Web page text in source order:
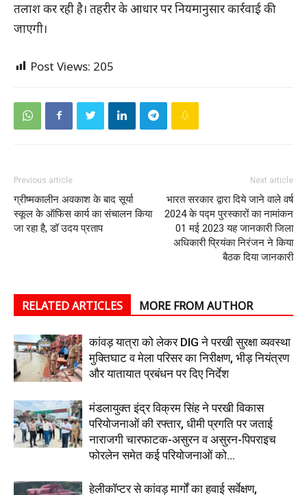
तलाश कर रही है। तहरीर के आधार पर नियमानुसार कार्रवाई की
जाएगी।
Post Views: 205
Previous article
ग्रीष्मकालीन अवकाश के बाद सूर्या
स्कूल के ऑफिस कार्य का संचालन किया
जा रहा है, डॉ उदय प्रताप
Next article
भारत सरकार द्वारा दिये जाने वाले वर्ष
2024 के पद्म पुरस्कारों का नामांकन
01 मई 2023 यह जानकारी जिला
अधिकारी प्रियंका निरंजन ने किया
बैठक दिया जानकारी
RELATED ARTICLES MORE FROM AUTHOR
कांवड़ यात्रा को लेकर DIG ने परखी सुरक्षा व्यवस्था
मुक्तिघाट व मेला परिसर का निरीक्षण, भीड़ नियंत्रण
और यातायात प्रबंधन पर दिए निर्देश
मंडलायुक्त इंद्र विक्रम सिंह ने परखी विकास
परियोजनाओं की रफ्तार, धीमी प्रगति पर जताई
नाराजगी चारफाटक-असुरन व असुरन-पिपराइच
फोरलेन समेत कई परियोजनाओं को...
हेलीकॉप्टर से कांवड़ मार्गों का हवाई सर्वेक्षण,